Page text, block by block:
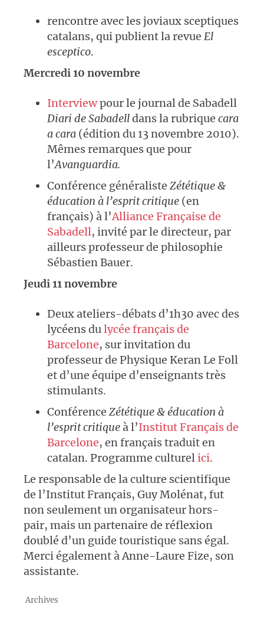
rencontre avec les joviaux sceptiques
catalans, qui publient la revue El
esceptico.
Mercredi 10 novembre
Interviewpour le journal de Sabadell
Diari de Sabadelldans la rubrique cara
a cara (édition du 13 novembre 2010).
Mêmes remarques que pour
l’Avanguardia.
Conférence généraliste Zététique &
éducation à l’esprit critique (en
français) à l’Alliance Française de
Sabadell, invité par le directeur, par
ailleurs professeur de philosophie
Sébastien Bauer.
Jeudi 11 novembre
Deux ateliers-débats d’1h30 avec des
lycéens dulycée français de
Barcelone, sur invitation du
professeur de Physique Keran Le Foll
et d’une équipe d’enseignants très
stimulants.
Conférence Zététique & éducation à
l’esprit critiqueà l’Institut Français de
Barcelone, en français traduit en
catalan. Programme culturelici.
Le responsable de la culture scientifique
de l’Institut Français, Guy Molénat, fut
non seulement un organisateur hors-
pair, mais un partenaire de réflexion
doublé d’un guide touristique sans égal.
Merci également à Anne-Laure Fize, son
assistante.
Archives